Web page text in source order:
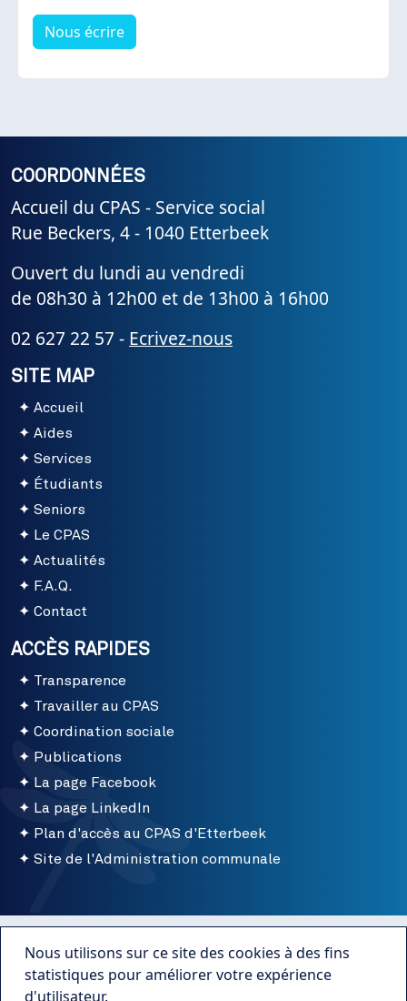
Nous écrire
COORDONNÉES
Accueil du CPAS - Service social
Rue Beckers, 4 - 1040 Etterbeek
Ouvert du lundi au vendredi
de 08h30 à 12h00 et de 13h00 à 16h00
02 627 22 57 - Ecrivez-nous
SITE MAP
Accueil
Aides
Services
Étudiants
Seniors
Le CPAS
Actualités
F.A.Q.
Contact
ACCÈS RAPIDES
Transparence
Travailler au CPAS
Coordination sociale
Publications
La page Facebook
La page LinkedIn
Plan d'accès au CPAS d'Etterbeek
Site de l'Administration communale
Menu bottom
Mentions légales
Nous utilisons sur ce site des cookies à des fins
statistiques pour améliorer votre expérience
d'utilisateur.